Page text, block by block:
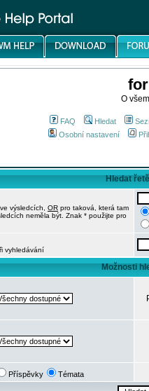
O
FAQ Hledat
Osobní nastavení
Hledat
výsledcích, OR pro taková, která tam
neměla být. Znak * použijte pro
vyhledávání
Možnosti
Příspěvky Témata